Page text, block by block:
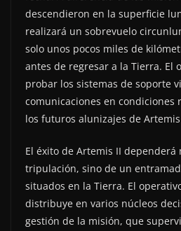
descendieron en la superficie
realizará un sobrevuelo
solo unos pocos miles de
antes de regresar a la Tierra. El
probar los sistemas de soporte
comunicaciones en condiciones
los futuros alunizajes de
El éxito de Artemis II dependerá
tripulación, sino de un
situados en la Tierra. El
distribuye en varios núcleos
gestión de la misión, que